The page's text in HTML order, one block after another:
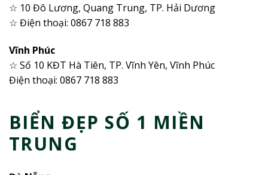
☆ 10 Đô Lương, Quang Trung, TP. Hải Dương
☆ Điện thoại: 0867 718 883
Vĩnh Phúc
☆ Số 10 KĐT Hà Tiên, TP. Vĩnh Yên, Vĩnh Phúc
Điện thoại: 0867 718 883
BIỂN ĐẸP SỐ 1 MIỀN
TRUNG